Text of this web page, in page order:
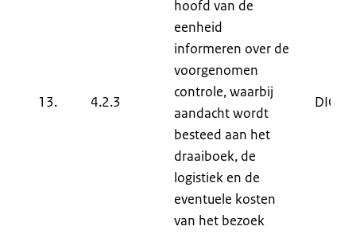
13. 4.2.3
hoofd van de
eenheid
informeren over de
voorgenomen
controle, waarbij
aandacht wordt
besteed aan het
draaiboek, de
logistiek en de
eventuele kosten
van het bezoek
DIC